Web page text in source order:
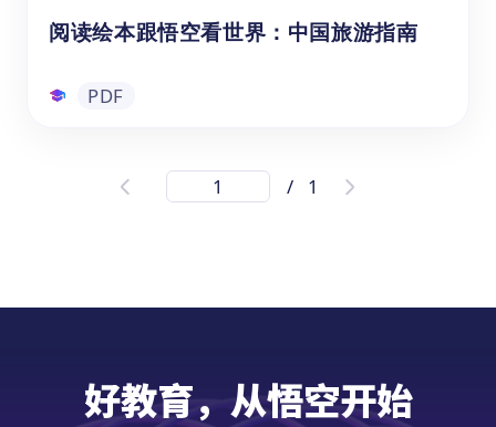
阅读绘本跟悟空看世界：中国旅游指南
PDF
阅读绘本跟悟空看世界：中国旅游指南
《跟着悟空游中国》是悟空中文专为儿童打造
东北、华南、西南、西北等地标景点。每一站
与国情教育的优质读物。
/ 1
好教育，从悟空开始